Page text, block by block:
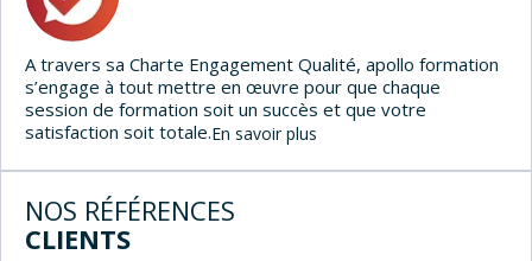
A travers sa Charte Engagement Qualité, apollo formation
s’engage à tout mettre en œuvre pour que chaque
session de formation soit un succès et que votre
satisfaction soit totale.En savoir plus
NOS RÉFÉRENCES
CLIENTS